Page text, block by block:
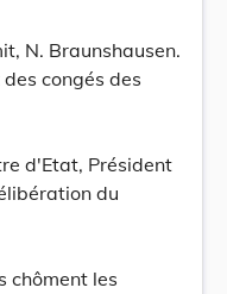
N. Braunshausen.
congés des
d'Etat, Président
du
chôment les